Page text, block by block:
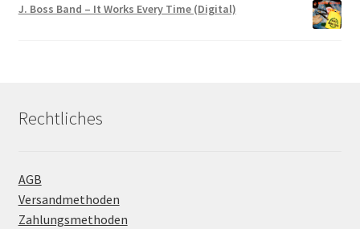
J. Boss Band – It Works Every Time (Digital)
Rechtliches
AGB
Versandmethoden
Zahlungsmethoden